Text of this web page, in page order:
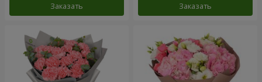
Заказать Заказать